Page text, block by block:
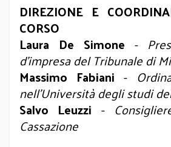
DIREZIONE E
CORSO
Laura De Simone -
d’impresa del Tribunale di
Massimo Fabiani -
nell’Università degli studi
Salvo Leuzzi -
Cassazione